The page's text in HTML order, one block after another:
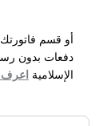
de Parfum
أو قسم فاتورتك
دفعات بدون
الإسلامية اعرف